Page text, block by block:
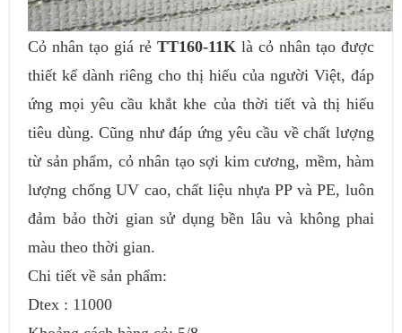
Cỏ nhân tạo giá rẻ TT160-11K là cỏ nhân tạo được
thiết kế dành riêng cho thị hiếu của người Việt, đáp
ứng mọi yêu cầu khắt khe của thời tiết và thị hiếu
tiêu dùng. Cũng như đáp ứng yêu cầu về chất lượng
từ sản phẩm, cỏ nhân tạo sợi kim cương, mềm, hàm
lượng chống UV cao, chất liệu nhựa PP và PE, luôn
đảm bảo thời gian sử dụng bền lâu và không phai
màu theo thời gian.
Chi tiết về sản phẩm:
Dtex : 11000